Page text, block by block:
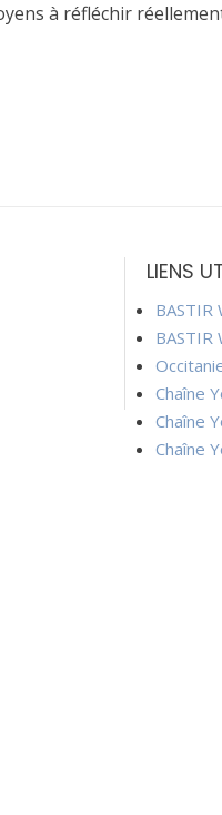
à réfléchir
LIENS
BASTIR
BASTIR
Chaîne
Chaîne
Chaîne